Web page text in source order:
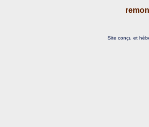
Site conçu et